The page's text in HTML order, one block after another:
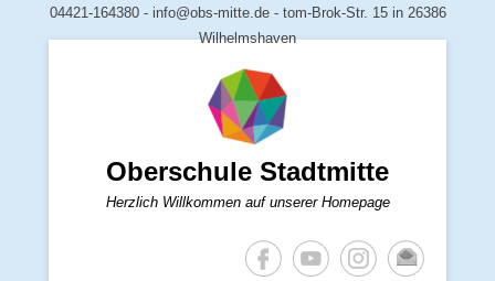
04421-164380 - info@obs-mitte.de - tom-Brok-Str. 15 in 26386
Wilhelmshaven
Oberschule Stadtmitte
Herzlich Willkommen auf unserer Homepage